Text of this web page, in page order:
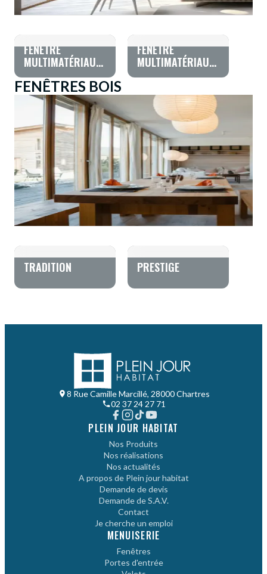
FENÊTRE
MULTIMATÉRIAUX
PVC/ALU HYBRIDE
TEXTURAL
FENÊTRE
MULTIMATÉRIAUX
BOIS/ALU GRAND
FENÊTRES BOIS
TRADITION PRESTIGE
8 Rue Camille Marcillé, 28000 Chartres
02 37 24 27 71
PLEIN JOUR HABITAT
Nos Produits
Nos réalisations
Nos actualités
A propos de Plein jour habitat
Demande de devis
Demande de S.A.V.
Contact
Je cherche un emploi
MENUISERIE
Fenêtres
Portes d'entrée